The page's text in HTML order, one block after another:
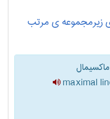
زیرمجموعه ی مرتب
maximal